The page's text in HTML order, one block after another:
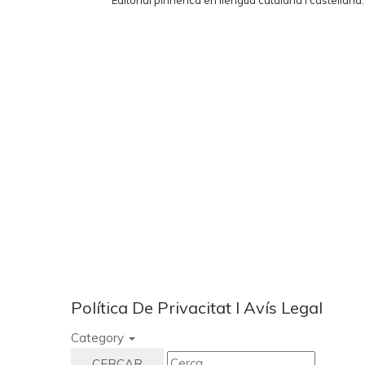
Política De Privacitat I Avís Legal
Category